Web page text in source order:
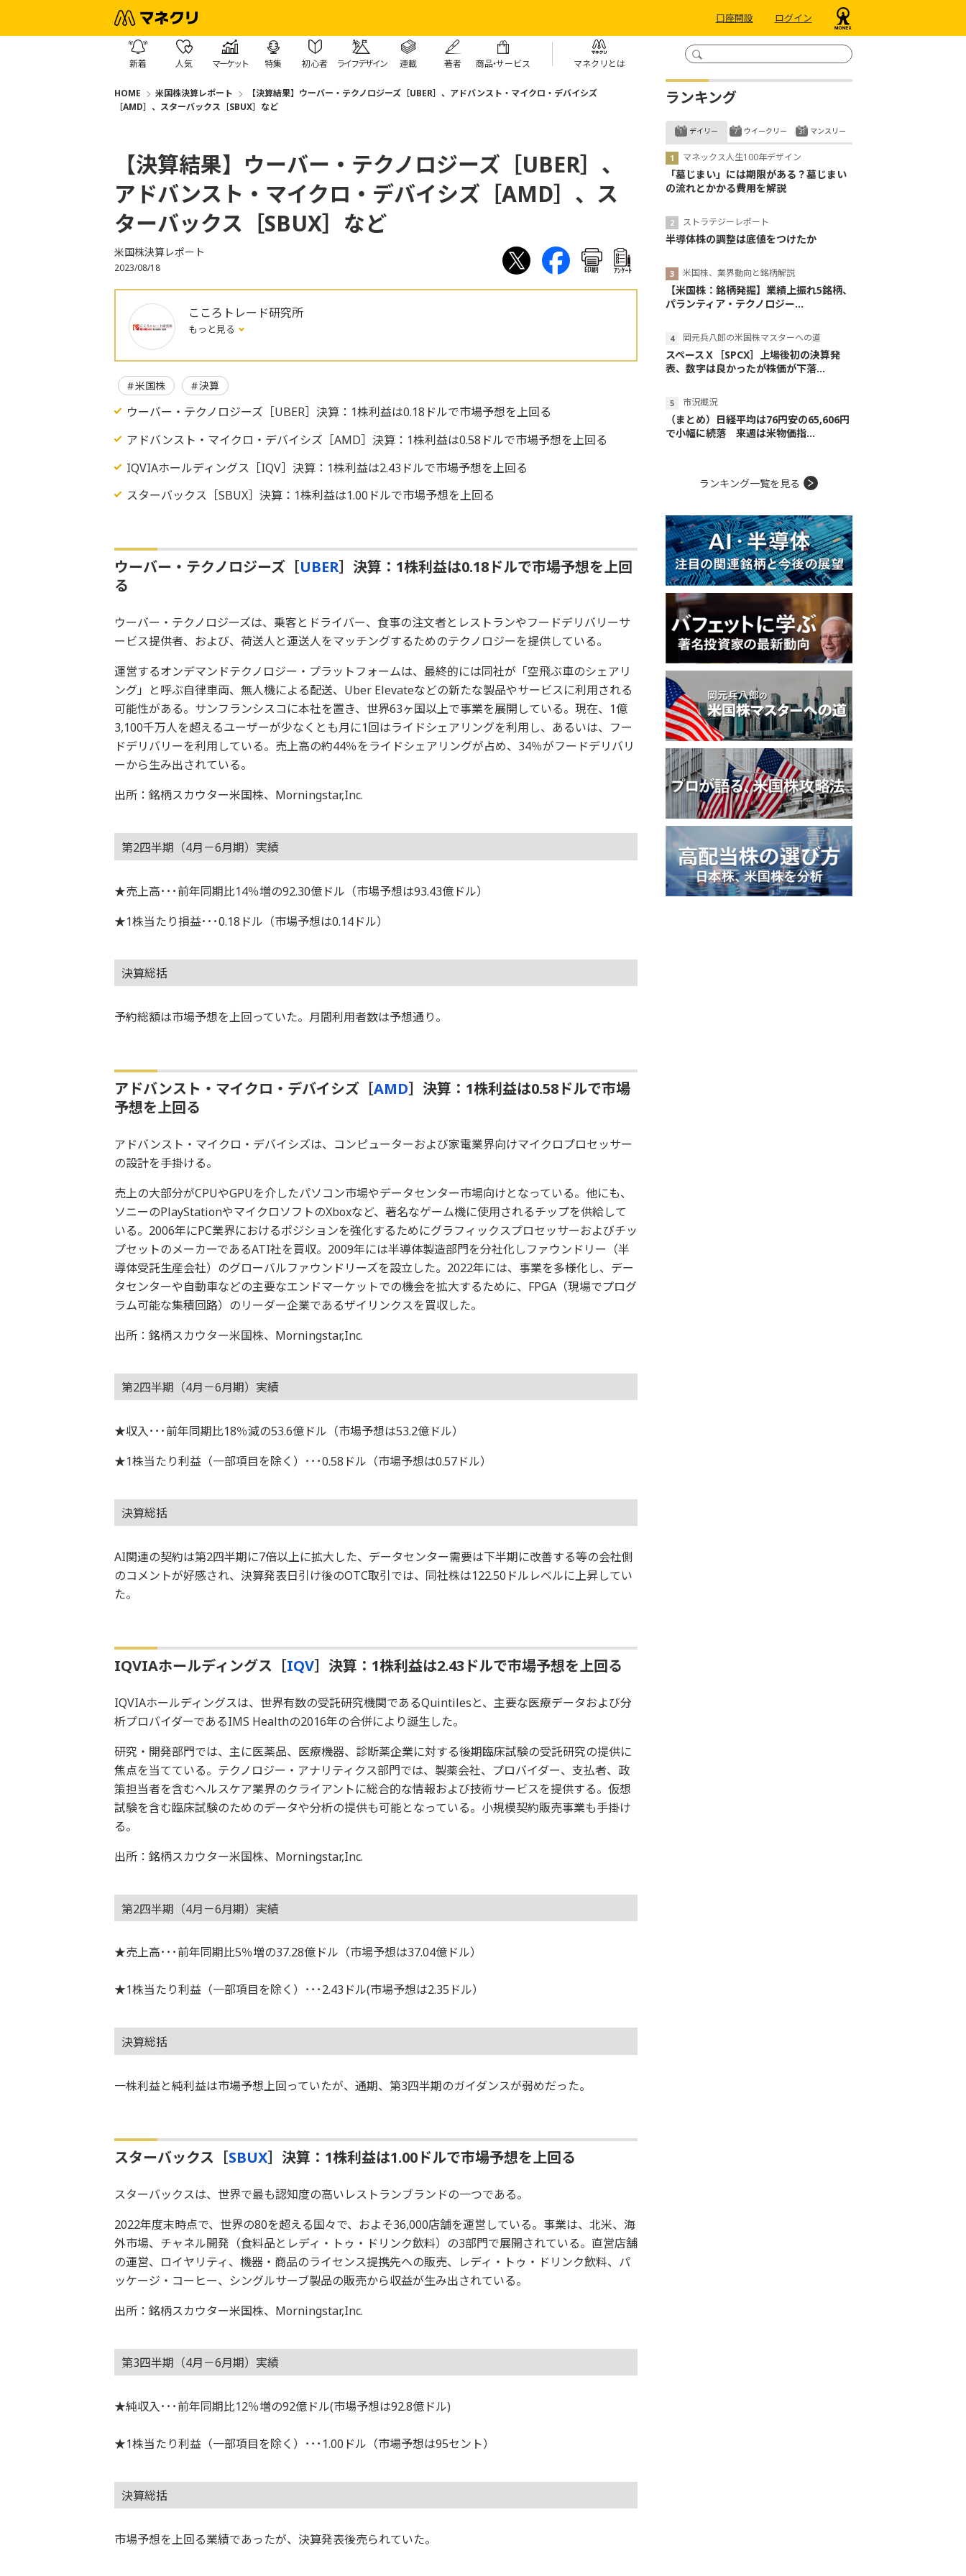
口座開設 ログイン
新着 人気 マーケット 特集 初心者 ライフデザイン 連載 著者 商品・サービス マネクリとは
HOME 米国株決算レポート
【決算結果】ウーバー・テクノロジーズ［UBER］、アドバンスト・マイクロ・デバイシズ
［AMD］、スターバックス［SBUX］など
【決算結果】ウーバー・テクノロジーズ［UBER］、
アドバンスト・マイクロ・デバイシズ［AMD］、ス
ターバックス［SBUX］など
米国株決算レポート
2023/08/18 印刷 ｱﾝｹｰﾄ
こころトレード研究所
もっと見る
米国株 決算
ウーバー・テクノロジーズ［UBER］決算：1株利益は0.18ドルで市場予想を上回る
アドバンスト・マイクロ・デバイシズ［AMD］決算：1株利益は0.58ドルで市場予想を上回る
IQVIAホールディングス［IQV］決算：1株利益は2.43ドルで市場予想を上回る
スターバックス［SBUX］決算：1株利益は1.00ドルで市場予想を上回る
ウーバー・テクノロジーズ［UBER］決算：1株利益は0.18ドルで市場予想を上回
る
ウーバー・テクノロジーズは、乗客とドライバー、食事の注文者とレストランやフードデリバリーサ
ービス提供者、および、荷送人と運送人をマッチングするためのテクノロジーを提供している。
運営するオンデマンドテクノロジー・プラットフォームは、最終的には同社が「空飛ぶ車のシェアリ
ング」と呼ぶ自律車両、無人機による配送、Uber Elevateなどの新たな製品やサービスに利用される
可能性がある。サンフランシスコに本社を置き、世界63ヶ国以上で事業を展開している。現在、1億
3,100千万人を超えるユーザーが少なくとも月に1回はライドシェアリングを利用し、あるいは、フー
ドデリバリーを利用している。売上高の約44％をライドシェアリングが占め、34％がフードデリバリ
ーから生み出されている。
出所：銘柄スカウター米国株、Morningstar,Inc.
第2四半期（4月－6月期）実績
★売上高･･･前年同期比14％増の92.30億ドル（市場予想は93.43億ドル）
★1株当たり損益･･･0.18ドル（市場予想は0.14ドル）
決算総括
予約総額は市場予想を上回っていた。月間利用者数は予想通り。
アドバンスト・マイクロ・デバイシズ［AMD］決算：1株利益は0.58ドルで市場
予想を上回る
アドバンスト・マイクロ・デバイシズは、コンピューターおよび家電業界向けマイクロプロセッサー
の設計を手掛ける。
売上の大部分がCPUやGPUを介したパソコン市場やデータセンター市場向けとなっている。他にも、
ソニーのPlayStationやマイクロソフトのXboxなど、著名なゲーム機に使用されるチップを供給して
いる。2006年にPC業界におけるポジションを強化するためにグラフィックスプロセッサーおよびチッ
プセットのメーカーであるATI社を買収。2009年には半導体製造部門を分社化しファウンドリー（半
導体受託生産会社）のグローバルファウンドリーズを設立した。2022年には、事業を多様化し、デー
タセンターや自動車などの主要なエンドマーケットでの機会を拡大するために、FPGA（現場でプログ
ラム可能な集積回路）のリーダー企業であるザイリンクスを買収した。
出所：銘柄スカウター米国株、Morningstar,Inc.
第2四半期（4月－6月期）実績
★収入･･･前年同期比18％減の53.6億ドル（市場予想は53.2億ドル）
★1株当たり利益（一部項目を除く）･･･0.58ドル（市場予想は0.57ドル）
決算総括
AI関連の契約は第2四半期に7倍以上に拡大した、データセンター需要は下半期に改善する等の会社側
のコメントが好感され、決算発表日引け後のOTC取引では、同社株は122.50ドルレベルに上昇してい
た。
IQVIAホールディングス［IQV］決算：1株利益は2.43ドルで市場予想を上回る
IQVIAホールディングスは、世界有数の受託研究機関であるQuintilesと、主要な医療データおよび分
析プロバイダーであるIMS Healthの2016年の合併により誕生した。
研究・開発部門では、主に医薬品、医療機器、診断薬企業に対する後期臨床試験の受託研究の提供に
焦点を当てている。テクノロジー・アナリティクス部門では、製薬会社、プロバイダー、支払者、政
策担当者を含むヘルスケア業界のクライアントに総合的な情報および技術サービスを提供する。仮想
試験を含む臨床試験のためのデータや分析の提供も可能となっている。小規模契約販売事業も手掛け
る。
出所：銘柄スカウター米国株、Morningstar,Inc.
第2四半期（4月－6月期）実績
★売上高･･･前年同期比5％増の37.28億ドル（市場予想は37.04億ドル）
★1株当たり利益（一部項目を除く）･･･2.43ドル(市場予想は2.35ドル）
決算総括
一株利益と純利益は市場予想上回っていたが、通期、第3四半期のガイダンスが弱めだった。
スターバックス［SBUX］決算：1株利益は1.00ドルで市場予想を上回る
スターバックスは、世界で最も認知度の高いレストランブランドの一つである。
2022年度末時点で、世界の80を超える国々で、およそ36,000店舗を運営している。事業は、北米、海
外市場、チャネル開発（食料品とレディ・トゥ・ドリンク飲料）の3部門で展開されている。直営店舗
の運営、ロイヤリティ、機器・商品のライセンス提携先への販売、レディ・トゥ・ドリンク飲料、パ
ッケージ・コーヒー、シングルサーブ製品の販売から収益が生み出されている。
出所：銘柄スカウター米国株、Morningstar,Inc.
第3四半期（4月－6月期）実績
★純収入･･･前年同期比12％増の92億ドル(市場予想は92.8億ドル)
★1株当たり利益（一部項目を除く）･･･1.00ドル（市場予想は95セント）
決算総括
市場予想を上回る業績であったが、決算発表後売られていた。
ランキング
デイリー
マネックス人生100年デザイン
「墓じまい」には期限がある？墓じまい
の流れとかかる費用を解説
ストラテジーレポート
半導体株の調整は底値をつけたか
米国株、業界動向と銘柄解説
【米国株：銘柄発掘】業績上振れ5銘柄、
パランティア・テクノロジー...
岡元兵八郎の米国株マスターへの道
スペースＸ［SPCX］上場後初の決算発
表、数字は良かったが株価が下落...
市況概況
（まとめ）日経平均は76円安の65,606円
で小幅に続落 来週は米物価指...
ウイークリー マンスリー
ランキング一覧を見る